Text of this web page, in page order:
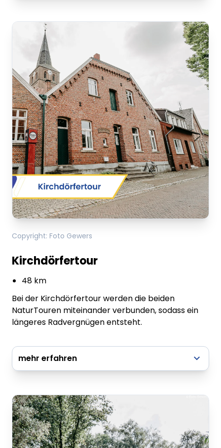
Radflyer - NaturTour2
Copyright: Foto Gewers
Kirchdörfertour
48 km
Bei der Kirchdörfertour werden die beiden
NaturTouren miteinander verbunden, sodass ein
längeres Radvergnügen entsteht.
mehr erfahren
– 1 – 18 – 2 – 79 – 99 – 3 – 5 – 4 – 7 – 8
Dieser Inhalt wird